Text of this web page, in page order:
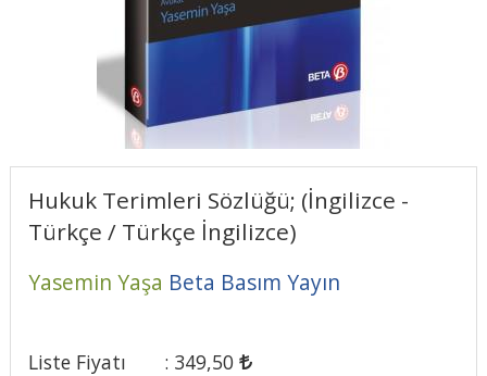
Hukuk Terimleri Sözlüğü; (İngilizce -
Türkçe / Türkçe İngilizce)
Yasemin Yaşa Beta Basım Yayın
Liste Fiyatı : 349,50